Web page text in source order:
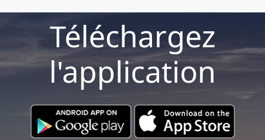
Téléchargez
l'application